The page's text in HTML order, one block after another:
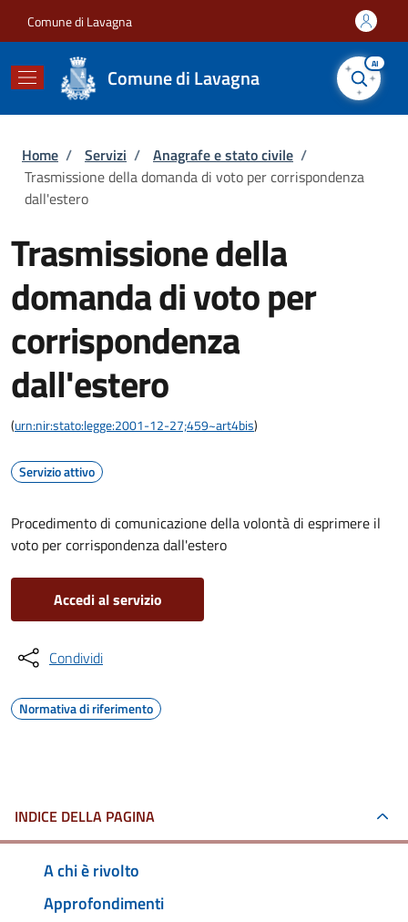
Comune di Lavagna
Comune di Lavagna
AI
Briciole di pane
Home / Servizi / Anagrafe e stato civile /
Trasmissione della domanda di voto per corrispondenza
dall'estero
Trasmissione della
domanda di voto per
corrispondenza
dall'estero
(urn:nir:stato:legge:2001-12-27;459~art4bis)
Servizio attivo
Procedimento di comunicazione della volontà di esprimere il
voto per corrispondenza dall'estero
Accedi al servizio
Condividi
Normativa di riferimento
INDICE DELLA PAGINA
A chi è rivolto
Approfondimenti